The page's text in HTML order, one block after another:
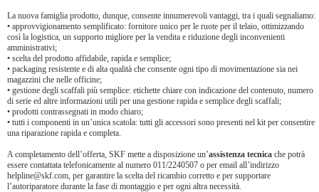
La nuova famiglia prodotto, dunque, consente innumerevoli vantaggi, tra i quali segnaliamo:
• approvvigionamento semplificato: fornitore unico per le ruote per il telaio, ottimizzando
così la logistica, un supporto migliore per la vendita e riduzione degli inconvenienti
amministrativi;
• scelta del prodotto affidabile, rapida e semplice;
• packaging resistente e di alta qualità che consente ogni tipo di movimentazione sia nei
magazzini che nelle officine;
• gestione degli scaffali più semplice: etichette chiare con indicazione del contenuto, numero
di serie ed altre informazioni utili per una gestione rapida e semplice degli scaffali;
• prodotti contrassegnati in modo chiaro;
• tutti i componenti in un’unica scatola: tutti gli accessori sono presenti nel kit per consentire
una riparazione rapida e completa.
A completamento dell’offerta, SKF mette a disposizione un’assistenza tecnica che potrà
essere contattata telefonicamente al numero 011/2240507 o per email all’indirizzo
helpline@skf.com, per garantire la scelta del ricambio corretto e per supportare
l’autoriparatore durante la fase di montaggio e per ogni altra necessità.